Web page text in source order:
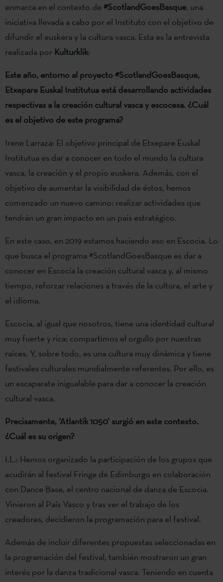
enmarca en el contexto de#ScotlandGoesBasque, una
iniciativa llevada a cabo por el Instituto con el objetivo de
difundir el euskera y la cultura vasca. Esta es la entrevista
realizada por Kulturklik:
Este año, entorno al proyecto #ScotlandGoesBasque,
Etxepare Euskal Institutua está desarrollando actividades
respectivas a la creación cultural vasca y escocesa. ¿Cuál
es el objetivo de este programa?
Irene Larraza: El objetivo principal de Etxepare Euskal
Institutua es dar a conocer en todo el mundo la cultura
vasca, la creación y el propio euskera. Además, con el
objetivo de aumentar la visibilidad de éstos, hemos
comenzado un nuevo camino: realizar actividades que
tendrán un gran impacto en un país estratégico.
En este caso, en 2019 estamos haciendo eso en Escocia. Lo
que busca el programa #ScotlandGoesBasque es dar a
conocer en Escocia la creación cultural vasca y, al mismo
tiempo, reforzar relaciones a través de la cultura, el arte y
el idioma.
Escocia, al igual que nosotros, tiene una identidad cultural
muy fuerte y rica; compartimos el orgullo por nuestras
raíces. Y, sobre todo, es una cultura muy dinámica y tiene
festivales culturales mundialmente referentes. Por ello, es
un escaparate inigualable para dar a conocer la creación
cultural vasca.
Precisamente, ‘Atlantik 1050’ surgió en este contexto.
¿Cuál es su origen?
I.L.: Hemos organizado la participación de los grupos que
acudirán al festival Fringe de Edimburgo en colaboración
con Dance Base, el centro nacional de danza de Escocia.
Vinieron al País Vasco y tras ver el trabajo de los
creadores, decidieron la programación para el festival.
Además de incluir diferentes propuestas seleccionadas en
la programación del festival, también mostraron un gran
interés por la danza tradicional vasca. Teniendo en cuenta